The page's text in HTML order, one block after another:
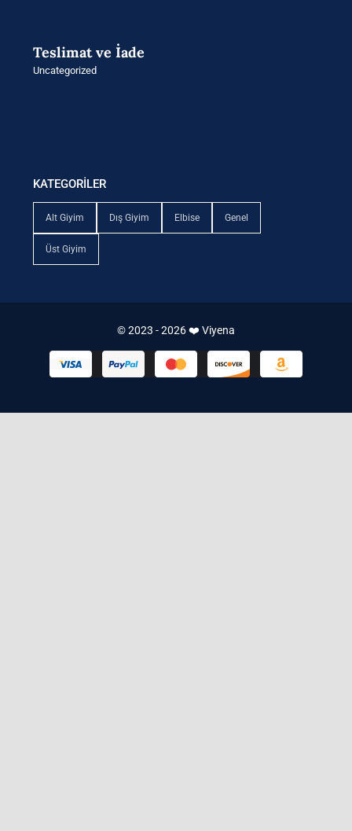
Teslimat ve İade
Uncategorized
KATEGORİLER
Alt Giyim Dış Giyim Elbise Genel
Üst Giyim
© 2023 - 2026 ❤️ Viyena